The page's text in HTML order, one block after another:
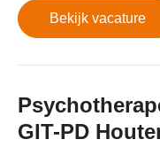
Bekijk vacature
GIT-PD